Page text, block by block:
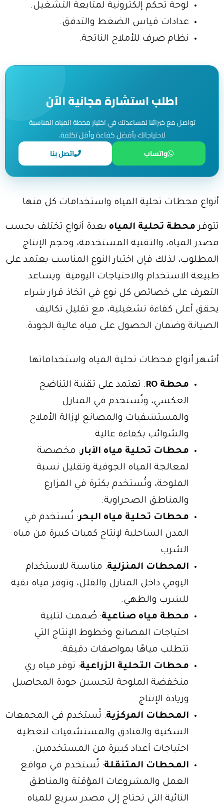
لوحة تحكم إلكترونية لمتابعة التشغيل.
عدادات قياس الضغط والتدفق.
نظام صرف للأملاح الناتجة.
اطلب استشارة مجانية الآن
تواصل مع خبرائنا لمساعدتك في اختيار محطة المياه المناسبة
لاحتياجاتك بأفضل كفاءة وأقل تكلفة.
واتساب
اتصل بنا
أنواع محطات تحلية المياه واستخدامات كل منها
تتوفرمحطة تحلية المياه بعدة أنواع تختلف بحسب
مصدر المياه، والتقنية المستخدمة، وحجم الإنتاج
المطلوب، لذلك فإن اختيار النوع المناسب يعتمد على
طبيعة الاستخدام والاحتياجات اليومية. ويساعد
التعرف على خصائص كل نوع في اتخاذ قرار شراء
يحقق أعلى كفاءة تشغيلية، مع تقليل تكاليف
الصيانة وضمان الحصول على مياه عالية الجودة.
أشهر أنواع محطات تحلية المياه واستخداماتها
محطة RO
: تعتمد على تقنية التناضح
العكسي، وتُستخدم في المنازل
والمستشفيات والمصانع لإزالة الأملاح
والشوائب بكفاءة عالية.
محطات تحلية مياه الآبار: مخصصة
لمعالجة المياه الجوفية وتقليل نسبة
الملوحة، وتُستخدم بكثرة في المزارع
والمناطق الصحراوية.
محطات تحلية مياه البحر: تُستخدم في
المدن الساحلية لإنتاج كميات كبيرة من مياه
الشرب.
المحطات المنزلية: مناسبة للاستخدام
اليومي داخل المنازل والفلل، وتوفر مياه نقية
للشرب والطهي.
محطة مياه صناعية: صُممت لتلبية
احتياجات المصانع وخطوط الإنتاج التي
تتطلب مياهًا بمواصفات دقيقة.
محطات التحلية الزراعية: توفر مياه ري
منخفضة الملوحة لتحسين جودة المحاصيل
وزيادة الإنتاج.
المحطات المركزية: تُستخدم في المجمعات
السكنية والفنادق والمستشفيات لتغطية
احتياجات أعداد كبيرة من المستخدمين.
المحطات المتنقلة: تُستخدم في مواقع
العمل والمشروعات المؤقتة والمناطق
النائية التي تحتاج إلى مصدر سريع للمياه